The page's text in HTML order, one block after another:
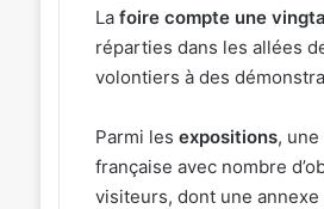
La foire compte une
réparties dans les allées
volontiers à des
Parmi les expositions, une
française avec nombre
visiteurs, dont une annexe